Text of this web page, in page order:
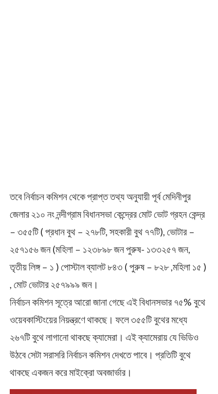
তবে নির্বাচন কমিশন থেকে প্রাপ্ত তথ্য অনুযায়ী পূর্ব মেদিনীপুর
জেলার ২১০ নং নন্দীগ্রাম বিধানসভা কেন্দ্রের মোট ভোট গ্রহন কেন্দ্র
– ৩৫৫টি ( প্রধান বুথ – ২৭৮টি, সহকারী বুথ ৭৭টি), ভোটার –
২৫৭১৫৬ জন (মহিলা – ১২৩৮৯৮ জন পুরুষ- ১৩৩২৫৭ জন,
তৃতীয় লিঙ্গ – ১ ) পোস্টাল ব্যালট ৮৪৩ ( পুরুষ – ৮২৮ ,মহিলা ১৫ )
, মোট ভোটার ২৫৭৯৯৯ জন।
নির্বাচন কমিশন সূত্রে আরো জানা গেছে এই বিধানসভার ৭৫% বুথে
ওয়েবকাস্টিংয়ের নিয়ন্ত্রণে থাকছে। ফলে ৩৫৫টি বুথের মধ্যে
২৬৭টি বুথে লাগানো থাকছে ক্যামেরা। এই ক্যামেরায় যে ভিডিও
উঠবে সেটা সরাসরি নির্বাচন কমিশন দেখতে পাবে। প্রতিটি বুথে
থাকছে একজন করে মাইক্রো অবজার্ভার।